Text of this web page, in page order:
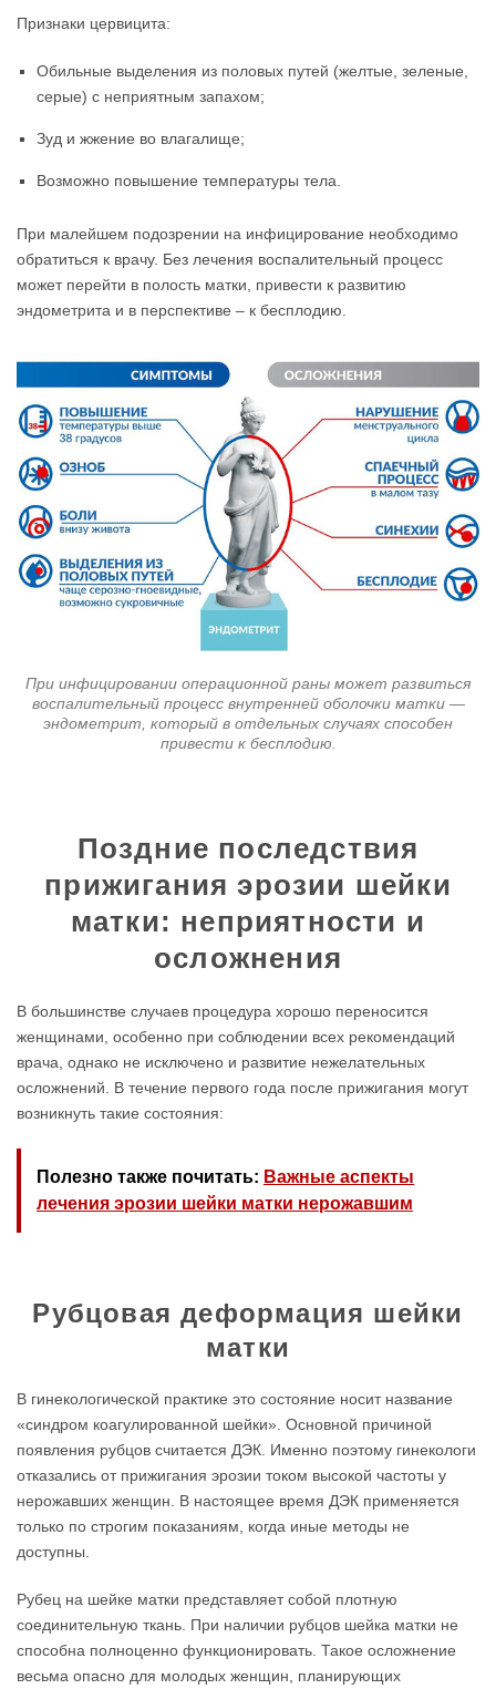
Признаки цервицита:
Обильные выделения из половых путей (желтые, зеленые,
серые) с неприятным запахом;
Зуд и жжение во влагалище;
Возможно повышение температуры тела.
При малейшем подозрении на инфицирование необходимо
обратиться к врачу. Без лечения воспалительный процесс
может перейти в полость матки, привести к развитию
эндометрита и в перспективе – к бесплодию.
При инфицировании операционной раны может развиться
воспалительный процесс внутренней оболочки матки —
эндометрит, который в отдельных случаях способен
привести к бесплодию.
Поздние последствия
прижигания эрозии шейки
матки: неприятности и
осложнения
В большинстве случаев процедура хорошо переносится
женщинами, особенно при соблюдении всех рекомендаций
врача, однако не исключено и развитие нежелательных
осложнений. В течение первого года после прижигания могут
возникнуть такие состояния:
Полезно также почитать: Важные аспекты
лечения эрозии шейки матки нерожавшим
Рубцовая деформация шейки
матки
В гинекологической практике это состояние носит название
«синдром коагулированной шейки». Основной причиной
появления рубцов считается ДЭК. Именно поэтому гинекологи
отказались от прижигания эрозии током высокой частоты у
нерожавших женщин. В настоящее время ДЭК применяется
только по строгим показаниям, когда иные методы не
доступны.
Рубец на шейке матки представляет собой плотную
соединительную ткань. При наличии рубцов шейка матки не
способна полноценно функционировать. Такое осложнение
весьма опасно для молодых женщин, планирующих